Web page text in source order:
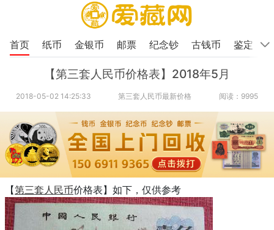
首页 纸币 金银币 邮票 纪念钞 古钱币 鉴定
【第三套人民币价格表】2018年5月
2018-05-02 14:25:33 第三套人民币最新价格 阅读：9995
【第三套人民币价格表】如下，仅供参考